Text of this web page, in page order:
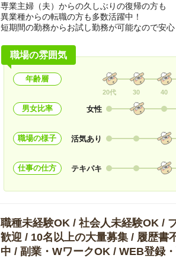
専業主婦（夫）からの久しぶりの復帰の方も
異業種からの転職の方も多数活躍中！
短期間の勤務からお試し勤務が可能なので安心
職場の雰囲気
年齢層
20代 30 40
男女比率 女性
職場の様子 活気あり
仕事の仕方 テキパキ
職種未経験OK / 社会人未経験OK /
歓迎 / 10名以上の大量募集 / 履歴書
中 / 副業・WワークOK / WEB登録